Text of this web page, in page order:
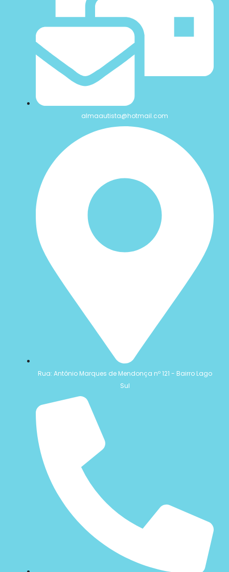
almaautista@hotmail.com
Rua: Antônio Marques de Mendonça nº 121 - Bairro Lago
Sul